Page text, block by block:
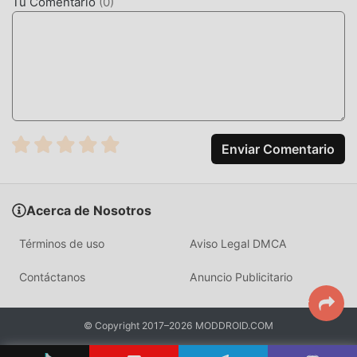
Simplemente haz clic en el botón de descarga para instalar
Enviar Comentario
Acerca de Nosotros
Términos de uso Aviso Legal DMCA
Contáctanos Anuncio Publicitario
© Copyright 2017–2026 MODDROID.COM